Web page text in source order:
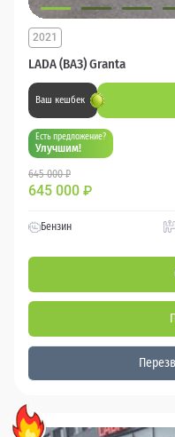
LADA (ВАЗ) Granta
2021
Ваш кешбек
Есть предложение?
Улучшим!
645 000 ₽
645 000 ₽
Бензин